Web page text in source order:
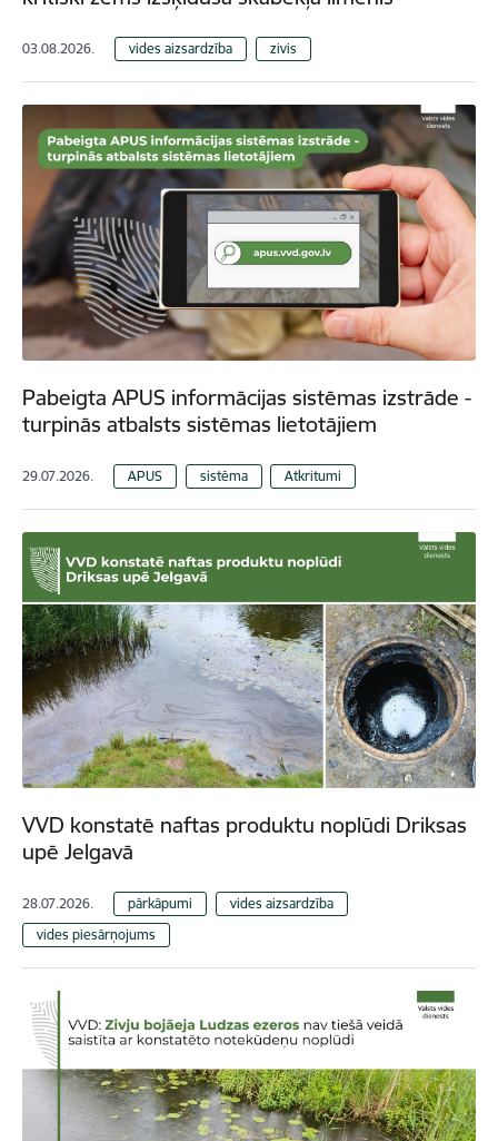
03.08.2026. vides aizsardzība zivis
Pabeigta APUS informācijas sistēmas izstrāde -
turpinās atbalsts sistēmas lietotājiem
29.07.2026. APUS sistēma Atkritumi
VVD konstatē naftas produktu noplūdi Driksas
upē Jelgavā
28.07.2026. pārkāpumi
vides aizsardzība
vides piesārņojums